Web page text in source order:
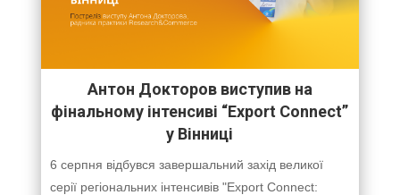
Антон Докторов виступив на
фінальному інтенсиві “Export Connect”
у Вінниці
6 серпня відбувся завершальний захід великої
серії регіональних інтенсивів "Export Connect: